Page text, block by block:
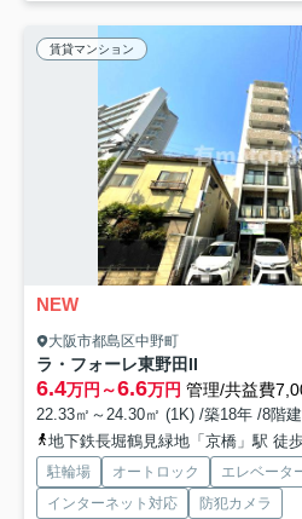
賃貸マンション
NEW
大阪市都島区中野町
ラ・フォーレ東野田II
6.4万円～6.6万円 管理/共益費
22.33㎡～24.30㎡ (1K) /築18年 /8階建
地下鉄長堀鶴見緑地「京橋」駅 徒
駐輪場 オートロック エレベータ
インターネット対応
防犯カメラ